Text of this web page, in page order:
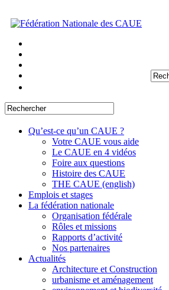
Qu’est-ce qu’un CAUE ?
Votre CAUE vous aide
Le CAUE en 4 vidéos
Foire aux questions
Histoire des CAUE
THE CAUE (english)
Emplois et stages
La fédération nationale
Organisation fédérale
Rôles et missions
Rapports d’activité
Nos partenaires
Actualités
Architecture et Construction
urbanisme et aménagement